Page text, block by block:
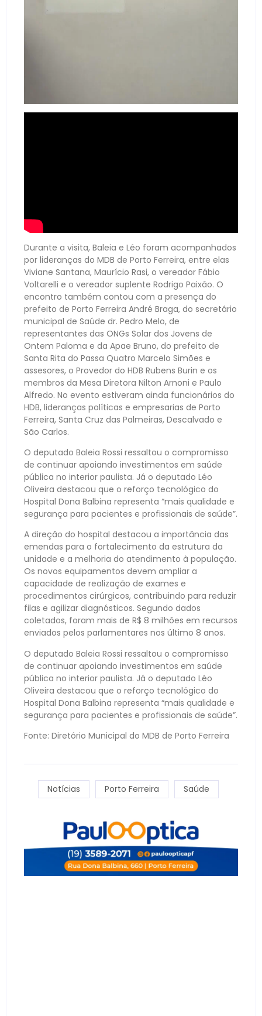
Durante a visita, Baleia e Léo foram acompanhados
por lideranças do MDB de Porto Ferreira, entre elas
Viviane Santana, Maurício Rasi, o vereador Fábio
Voltarelli e o vereador suplente Rodrigo Paixão. O
encontro também contou com a presença do
prefeito de Porto Ferreira André Braga, do secretário
municipal de Saúde dr. Pedro Melo, de
representantes das ONGs Solar dos Jovens de
Ontem Paloma e da Apae Bruno, do prefeito de
Santa Rita do Passa Quatro Marcelo Simões e
assesores, o Provedor do HDB Rubens Burin e os
membros da Mesa Diretora Nilton Arnoni e Paulo
Alfredo. No evento estiveram ainda funcionários do
HDB, lideranças políticas e empresarias de Porto
Ferreira, Santa Cruz das Palmeiras, Descalvado e
São Carlos.
O deputado Baleia Rossi ressaltou o compromisso
de continuar apoiando investimentos em saúde
pública no interior paulista. Já o deputado Léo
Oliveira destacou que o reforço tecnológico do
Hospital Dona Balbina representa “mais qualidade e
segurança para pacientes e profissionais de saúde”.
A direção do hospital destacou a importância das
emendas para o fortalecimento da estrutura da
unidade e a melhoria do atendimento à população.
Os novos equipamentos devem ampliar a
capacidade de realização de exames e
procedimentos cirúrgicos, contribuindo para reduzir
filas e agilizar diagnósticos. Segundo dados
coletados, foram mais de R$ 8 milhões em recursos
enviados pelos parlamentares nos último 8 anos.
O deputado Baleia Rossi ressaltou o compromisso
de continuar apoiando investimentos em saúde
pública no interior paulista. Já o deputado Léo
Oliveira destacou que o reforço tecnológico do
Hospital Dona Balbina representa “mais qualidade e
segurança para pacientes e profissionais de saúde”.
Fonte: Diretório Municipal do MDB de Porto Ferreira
Notícias Porto Ferreira Saúde